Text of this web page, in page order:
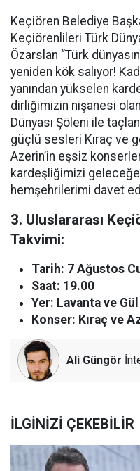
Keçiören Belediye
Keçiörenlileri Türk
Özarslan “Türk
yeniden kök salıyor!
yanından yükselen
dirliğimizin nişanesi
Dünyası Şöleni ile
güçlü sesleri Kıraç ve
Azerin’in eşsiz
kardeşliğimizi geleceğe
hemşehrilerimi davet
3. Uluslararası
Takvimi:
Tarih: 7 Ağustos
Saat: 19.00
Yer: Lavanta ve
Konser: Kıraç ve
Ali Güngör